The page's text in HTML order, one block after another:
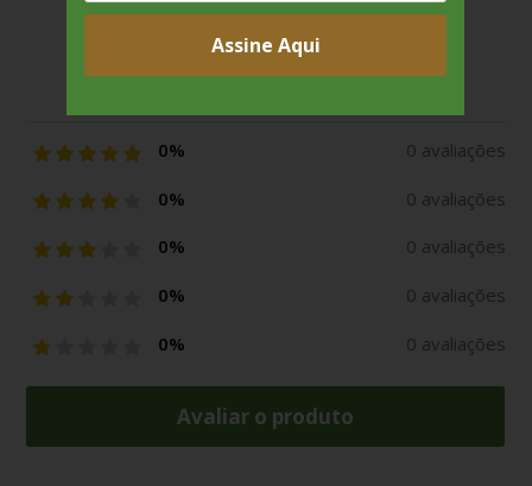
Ainda não há avaliações para este produto.
0% 0 avaliações
0% 0 avaliações
0% 0 avaliações
0% 0 avaliações
0% 0 avaliações
Avaliar o produto
Assine Aqui